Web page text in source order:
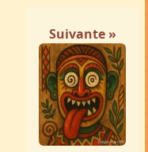
Suivante »